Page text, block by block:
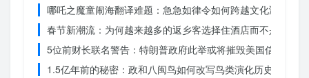
哪吒之魔童闹海翻译难题：急急如律令如何跨越文化鸿沟？
春节新潮流：为何越来越多的返乡客选择住酒店而不是家里？
5位前财长联名警告：特朗普政府此举或将摧毁美国信誉？
1.5亿年前的秘密：政和八闽鸟如何改写鸟类演化历史？